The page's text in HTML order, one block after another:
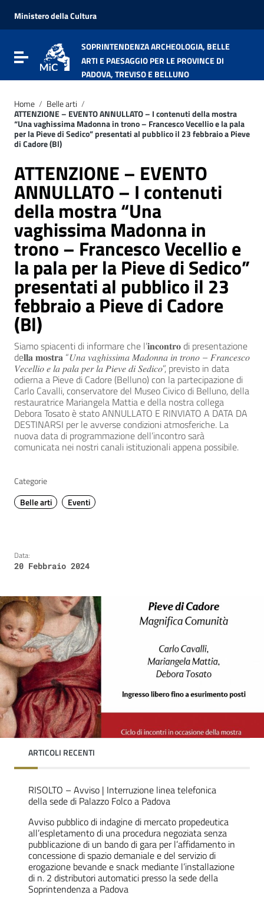
Vai al menu di navigazione
Vai al footer
Ministero della Cultura
Attiva / disattiva la navigazione
SOPRINTENDENZA ARCHEOLOGIA, BELLE
ARTI E PAESAGGIO PER LE PROVINCE DI
PADOVA, TREVISO E BELLUNO
Home / Belle arti /
ATTENZIONE – EVENTO ANNULLATO – I contenuti della mostra
“Una vaghissima Madonna in trono – Francesco Vecellio e la pala
per la Pieve di Sedico” presentati al pubblico il 23 febbraio a Pieve
di Cadore (Bl)
ATTENZIONE – EVENTO
ANNULLATO – I contenuti
della mostra “Una
vaghissima Madonna in
trono – Francesco Vecellio e
la pala per la Pieve di Sedico”
presentati al pubblico il 23
febbraio a Pieve di Cadore
(Bl)
Siamo spiacenti di informare che l’𝐢𝐧𝐜𝐨𝐧𝐭𝐫𝐨 di presentazione
de𝐥𝐥𝐚 𝐦𝐨𝐬𝐭𝐫𝐚 “𝑈𝑛𝑎 𝑣𝑎𝑔ℎ𝑖𝑠𝑠𝑖𝑚𝑎 𝑀𝑎𝑑𝑜𝑛𝑛𝑎 𝑖𝑛 𝑡𝑟𝑜𝑛𝑜 – 𝐹𝑟𝑎𝑛𝑐𝑒𝑠𝑐𝑜
𝑉𝑒𝑐𝑒𝑙𝑙𝑖𝑜 𝑒 𝑙𝑎 𝑝𝑎𝑙𝑎 𝑝𝑒𝑟 𝑙𝑎 𝑃𝑖𝑒𝑣𝑒 𝑑𝑖 𝑆𝑒𝑑𝑖𝑐𝑜”, previsto in data
odierna a Pieve di Cadore (Belluno) con la partecipazione di
Carlo Cavalli, conservatore del Museo Civico di Belluno, della
restauratrice Mariangela Mattia e della nostra collega
Debora Tosato è stato ANNULLATO E RINVIATO A DATA DA
DESTINARSI per le avverse condizioni atmosferiche. La
nuova data di programmazione dell’incontro sarà
comunicata nei nostri canali istituzionali appena possibile.
Categorie
Belle arti
Eventi
Data:
20 Febbraio 2024
ARTICOLI RECENTI
RISOLTO – Avviso | Interruzione linea telefonica
della sede di Palazzo Folco a Padova
Avviso pubblico di indagine di mercato propedeutica
all’espletamento di una procedura negoziata senza
pubblicazione di un bando di gara per l’affidamento in
concessione di spazio demaniale e del servizio di
erogazione bevande e snack mediante l’installazione
di n. 2 distributori automatici presso la sede della
Soprintendenza a Padova